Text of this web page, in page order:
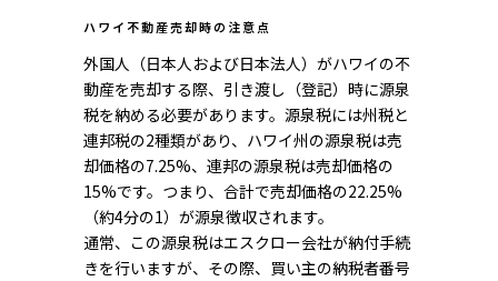
ハワイ不動産売却時の注意点
外国人（日本人および日本法人）がハワイの不
動産を売却する際、引き渡し（登記）時に源泉
税を納める必要があります。源泉税には州税と
連邦税の2種類があり、ハワイ州の源泉税は売
却価格の7.25%、連邦の源泉税は売却価格の
15%です。つまり、合計で売却価格の22.25%
（約4分の1）が源泉徴収されます。
通常、この源泉税はエスクロー会社が納付手続
きを行いますが、その際、買い主の納税者番号